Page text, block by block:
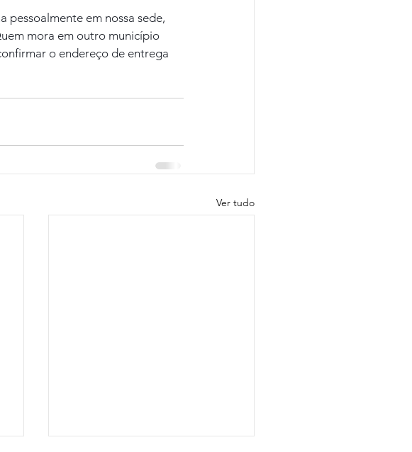
pessoalmente em nossa sede,
mora em outro município
o endereço de entrega
Ver tudo